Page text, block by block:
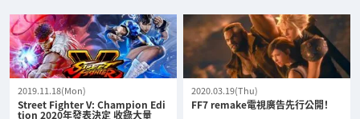
2019.11.18(Mon)
Street Fighter V: Champion Edi
tion 2020年發表決定 收錄大量
2020.03.19(Thu)
FF7 remake電視廣告先行公開！